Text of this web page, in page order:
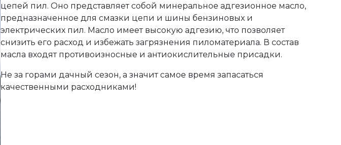
цепей пил. Оно представляет собой минеральное адгезионное масло,
предназначенное для смазки цепи и шины бензиновых и
электрических пил. Масло имеет высокую адгезию, что позволяет
снизить его расход и избежать загрязнения пиломатериала. В состав
масла входят противоизносные и антиокислительные присадки.
Не за горами дачный сезон, а значит самое время запасаться
качественными расходниками!